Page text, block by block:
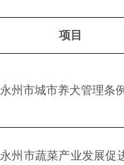
项目
永州市城市养犬管理条
永州市蔬菜产业发展促